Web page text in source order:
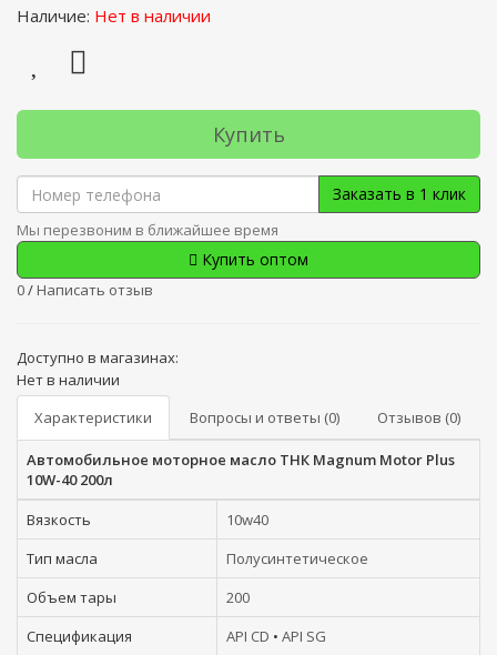
Наличие: Нет в наличии
Купить
Заказать в 1 клик
Мы перезвоним в ближайшее время
Купить оптом
0/ Написать отзыв
Доступно в магазинах:
Нет в наличии
Характеристики
Вопросы и ответы (0) Отзывов (0)
Автомобильное моторное масло ТНК Magnum Motor Plus
10W-40 200л
Вязкость
10w40
Тип масла
Полусинтетическое
Объем тары
200
Спецификация
API CD • API SG